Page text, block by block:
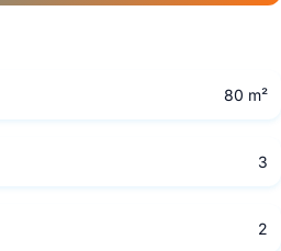
80 m²
3
2